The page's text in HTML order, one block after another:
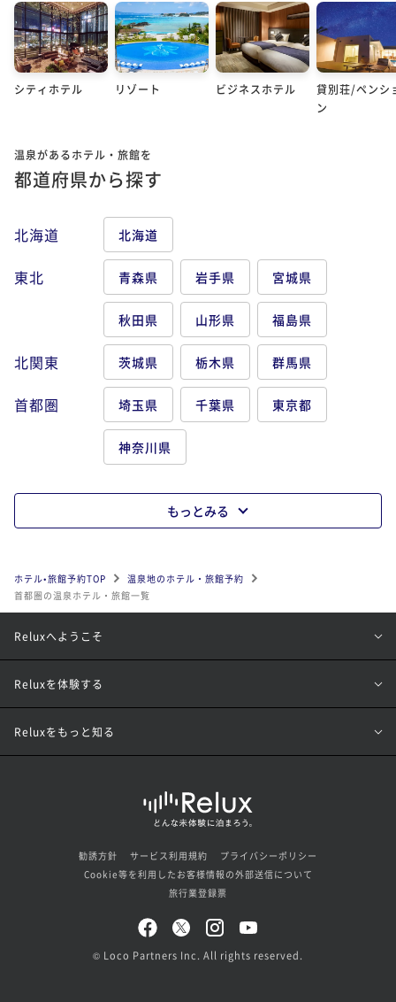
シティホテル リゾート ビジネスホテル
貸別荘/ペンシ
ン
温泉があるホテル・旅館を
都道府県から探す
北海道 北海道
東北 青森県 岩手県 宮城県
秋田県 山形県 福島県
北関東 茨城県 栃木県 群馬県
首都圏 埼玉県 千葉県 東京都
神奈川県
もっとみる
ホテル•旅館予約TOP
温泉地のホテル・旅館予約
首都圏の温泉ホテル・旅館一覧
Reluxへようこそ
Reluxを体験する
Reluxをもっと知る
勧誘方針 サービス利用規約
プライバシーポリシー
Cookie等を利用したお客様情報の外部送信について
旅行業登録票
© Loco Partners Inc. All rights reserved.